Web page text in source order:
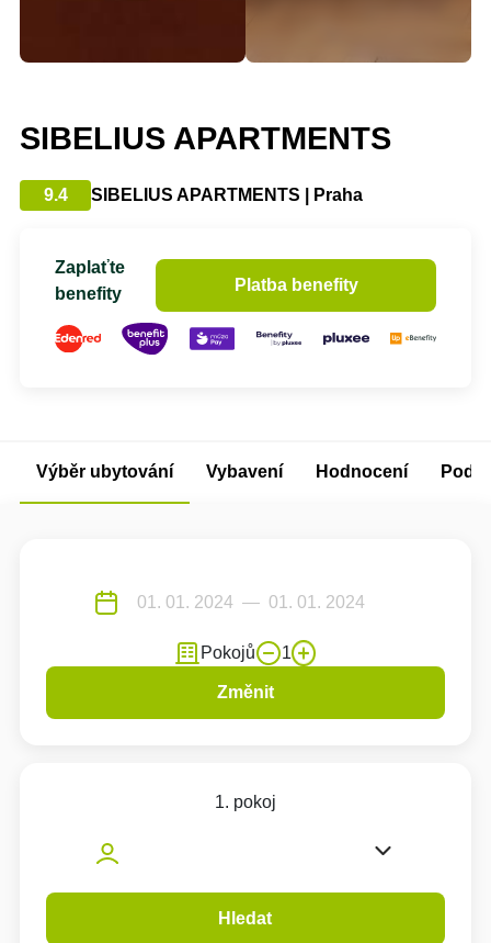
SIBELIUS APARTMENTS
9.4 SIBELIUS APARTMENTS | Praha
Zaplaťte
benefity
Platba benefity
Výběr ubytování Vybavení Hodnocení
Pokojů 1
Změnit
1. pokoj
Hledat